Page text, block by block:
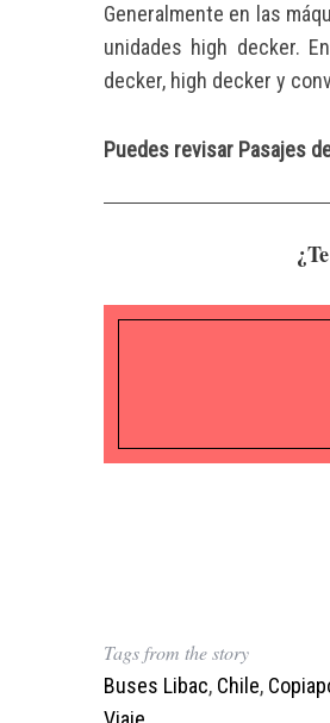
Generalmente en las
unidades high decker.
decker, high decker y
Puedes revisar Pasajes
Tags from the story
Buses Libac, Chile,